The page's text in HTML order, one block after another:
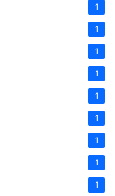
1
1
1
1
1
1
1
1
1